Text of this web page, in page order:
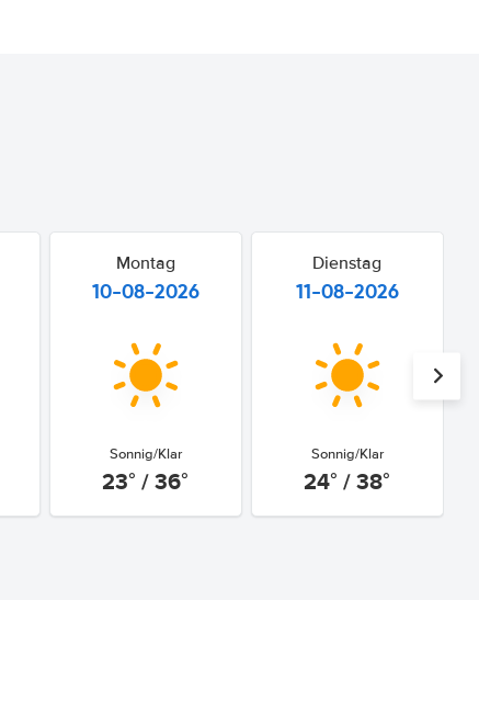
Montag
10-08-2026
Sonnig/Klar
23° / 36°
Dienstag
11-08-2026
Sonnig/Klar
24° / 38°